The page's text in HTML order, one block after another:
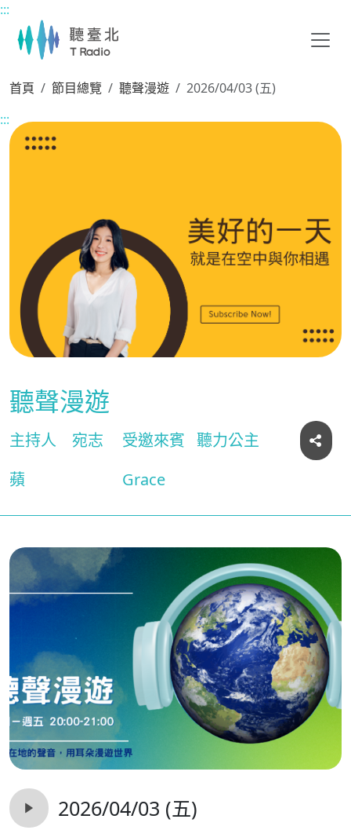
主要內容區塊
:::
首頁 節目總覽 聽聲漫遊
2026/04/03 (五)
:::
聽聲漫遊
主持人
宛志
蘋
受邀來賓 聽力公主
Grace
2026/04/03 (五)